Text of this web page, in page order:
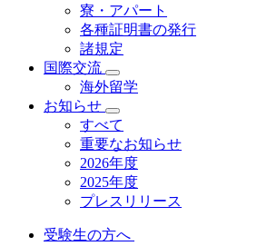
寮・アパート
各種証明書の発⾏
諸規定
国際交流
海外留学
お知らせ
すべて
重要なお知らせ
2026年度
2025年度
プレスリリース
受験生の方へ